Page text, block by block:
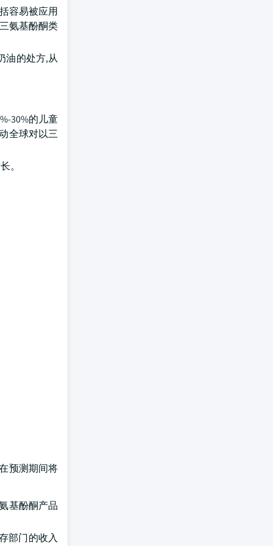
容易被应用
氨基酚酮类
油的处方,从
30%的儿童
全球对以三
。
预测期间将
基酚酮产品
部门的收入